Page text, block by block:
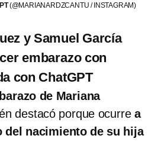
(@MARIANARDZCANTU / INSTAGRAM)
y Samuel García
embarazo con
con ChatGPT
de Mariana
destacó porque ocurre a
del nacimiento de su hija